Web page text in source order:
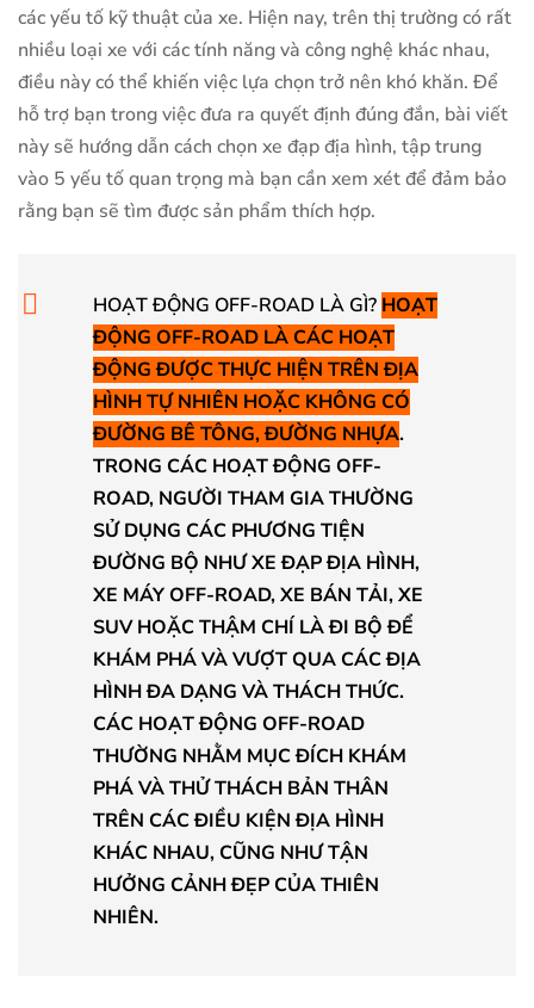
các yếu tố kỹ thuật của xe. Hiện nay, trên thị trường có rất
nhiều loại xe với các tính năng và công nghệ khác nhau,
điều này có thể khiến việc lựa chọn trở nên khó khăn. Để
hỗ trợ bạn trong việc đưa ra quyết định đúng đắn, bài viết
này sẽ hướng dẫn cách chọn xe đạp địa hình, tập trung
vào 5 yếu tố quan trọng mà bạn cần xem xét để đảm bảo
rằng bạn sẽ tìm được sản phẩm thích hợp.
HOẠT ĐỘNG OFF-ROAD LÀ GÌ? HOẠT
ĐỘNG OFF-ROAD LÀ CÁC HOẠT
ĐỘNG ĐƯỢC THỰC HIỆN TRÊN ĐỊA
HÌNH TỰ NHIÊN HOẶC KHÔNG CÓ
ĐƯỜNG BÊ TÔNG, ĐƯỜNG NHỰA.
TRONG CÁC HOẠT ĐỘNG OFF-
ROAD, NGƯỜI THAM GIA THƯỜNG
SỬ DỤNG CÁC PHƯƠNG TIỆN
ĐƯỜNG BỘ NHƯ XE ĐẠP ĐỊA HÌNH,
XE MÁY OFF-ROAD, XE BÁN TẢI, XE
SUV HOẶC THẬM CHÍ LÀ ĐI BỘ ĐỂ
KHÁM PHÁ VÀ VƯỢT QUA CÁC ĐỊA
HÌNH ĐA DẠNG VÀ THÁCH THỨC.
CÁC HOẠT ĐỘNG OFF-ROAD
THƯỜNG NHẰM MỤC ĐÍCH KHÁM
PHÁ VÀ THỬ THÁCH BẢN THÂN
TRÊN CÁC ĐIỀU KIỆN ĐỊA HÌNH
KHÁC NHAU, CŨNG NHƯ TẬN
HƯỞNG CẢNH ĐẸP CỦA THIÊN
NHIÊN.